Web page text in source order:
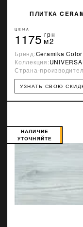
ПЛИТКА
ЦЕНА
1175 грн
м2
Бренд:Ceramika Color
Коллекция:UNIVERSAL
Страна-
УЗНАТЬ СВОЮ
НАЛИЧИЕ
УТОЧНЯЙТЕ